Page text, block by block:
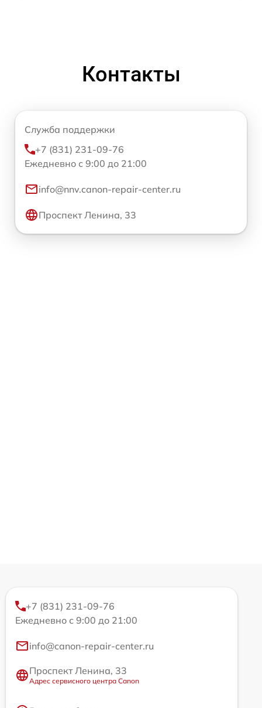
Контакты
Служба поддержки
+7 (831) 231-09-76
Ежедневно с 9:00 до 21:00
info@nnv.canon-repair-center.ru
Проспект Ленина, 33
+7 (831) 231-09-76
Ежедневно с 9:00 до 21:00
info@canon-repair-center.ru
Проспект Ленина, 33
Адрес сервисного центра Canon